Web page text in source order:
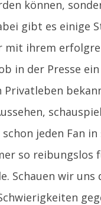
können,
gibt es einige
ihrem
in der Presse
jeden Fan in
so reibungslos
Schauen wir uns